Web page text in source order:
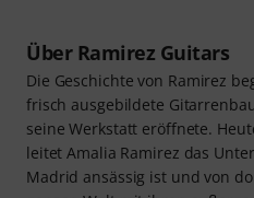
Über Ramirez Guitars
Die Geschichte von Ramirez
frisch ausgebildete
seine Werkstatt eröffnete.
leitet Amalia Ramirez das
Madrid ansässig ist und von